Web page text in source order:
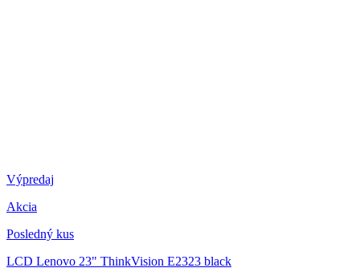
Výpredaj
Akcia
Posledný kus
LCD Lenovo 23" ThinkVision E2323 black